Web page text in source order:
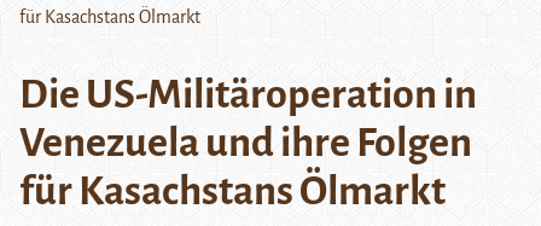
für Kasachstans Ölmarkt
Die US-Militäroperation in
Venezuela und ihre Folgen
für Kasachstans Ölmarkt